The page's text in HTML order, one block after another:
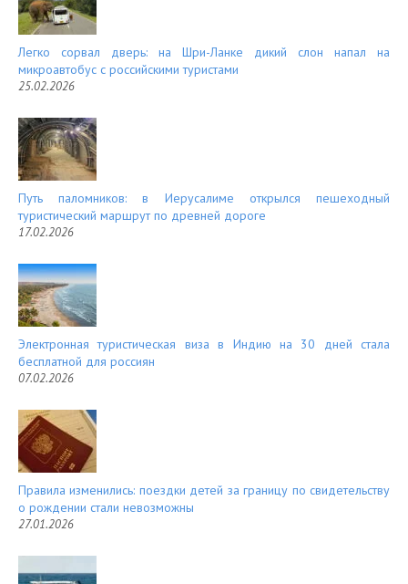
Легко сорвал дверь: на Шри-Ланке дикий слон напал на
микроавтобус с российскими туристами
25.02.2026
Путь паломников: в Иерусалиме открылся пешеходный
туристический маршрут по древней дороге
17.02.2026
Электронная туристическая виза в Индию на 30 дней стала
бесплатной для россиян
07.02.2026
Правила изменились: поездки детей за границу по свидетельству
о рождении стали невозможны
27.01.2026